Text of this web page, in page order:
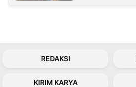
REDAKSI
KIRIM KARYA